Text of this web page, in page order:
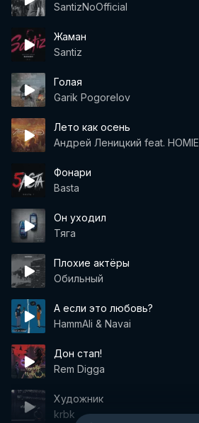
SantizNoOfficial
Жаман
Santiz
Голая
Garik Pogorelov
Лето как осень
Андрей Леницкий feat. HOMIE
Фонари
Basta
Он уходил
Тяга
Плохие актёры
Обильный
А если это любовь?
HammAli & Navai
Дон стап!
Rem Digga
Художник
krbk